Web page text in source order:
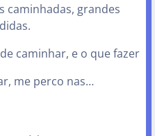
caminhadas, grandes
caminhar, e o que fazer
me perco nas…